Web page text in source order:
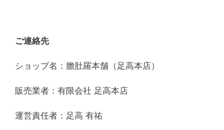
ご連絡先
ショップ名：膽肚羅本舗（足高本店）
販売業者：有限会社 足高本店
運営責任者：足高 有祐